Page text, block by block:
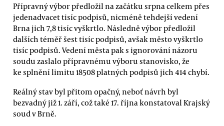
Přípravný výbor předložil na začátku srpna celkem přes
jedenadvacet tisíc podpisů, nicméně tehdejší vedení
Brna jich 7,8 tisíc vyškrtlo. Následně výbor předložil
dalších téměř šest tisíc podpisů, avšak město vyškrtlo
tisíc podpisů. Vedení města pak s ignorování názoru
soudu zaslalo přípravnému výboru stanovisko, že
ke splnění limitu 18508 platných podpisů jich 414 chybí.
Reálný stav byl přitom opačný, neboť návrh byl
bezvadný již 1. září, což také 17. října konstatoval Krajský
soud v Brně.